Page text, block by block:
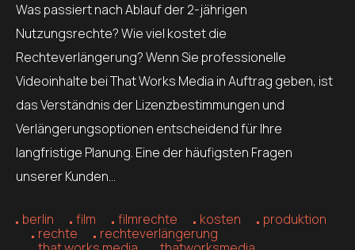
Was passiert nach Ablauf der 2-jährigen
Nutzungsrechte? Wie viel kostet die
Rechteverlängerung? Wenn Sie professionelle
Videoinhalte bei That Works Media in Auftrag geben, ist
das Verständnis der Lizenzbestimmungen und
Verlängerungsoptionen entscheidend für Ihre
langfristige Planung. Eine der häufigsten Fragen
unserer Kunden…
berlin film filmrechte kosten
produktion
rechte
rechteverlängerung